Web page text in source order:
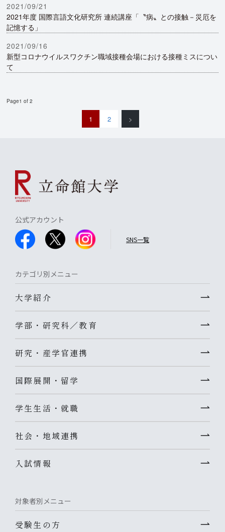
2021/09/21
2021年度 国際言語文化研究所 連続講座「〝病〟との接触－災厄を
記憶する」
2021/09/16
新型コロナウイルスワクチン職域接種会場における接種ミスについ
て
Page1 of 2
1 2 >
公式アカウント
SNS一覧
カテゴリ別メニュー
大学紹介
学部・研究科／教育
研究・産学官連携
国際展開・留学
学生生活・就職
社会・地域連携
入試情報
対象者別メニュー
受験生の方